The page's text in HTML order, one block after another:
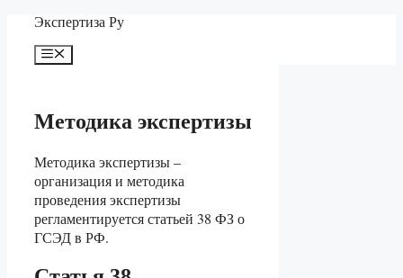
Перейти
содержимому
Экспертиза Ру
Меню
Методика экспертизы
Методика экспертизы –
организация и методика
проведения экспертизы
регламентируетсястатьей 38 ФЗ о
ГСЭД в РФ.